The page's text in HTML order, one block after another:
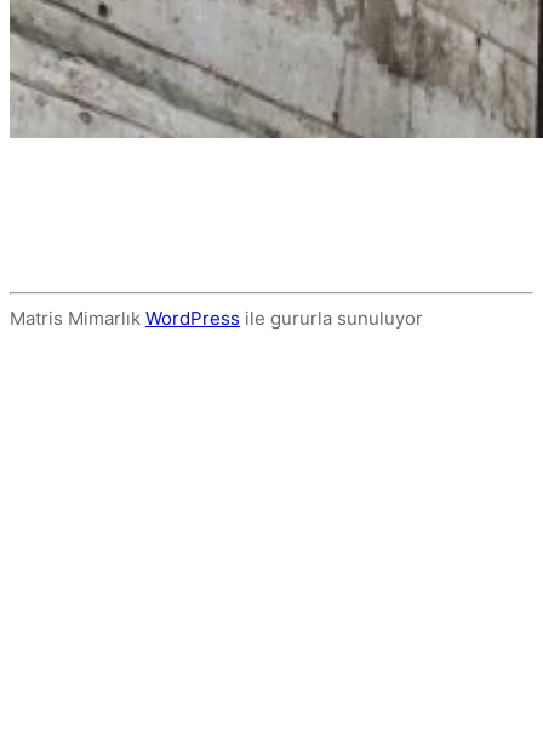
Matris Mimarlık WordPress ile gururla sunuluyor